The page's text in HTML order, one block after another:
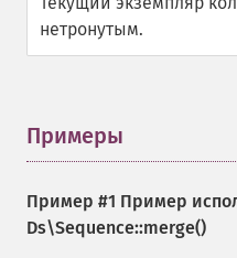
нетронутым.
Примеры
Пример #1 Пример
Ds\Sequence::merge()